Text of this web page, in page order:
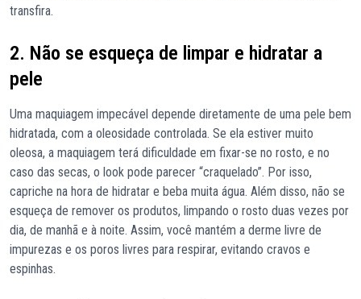
transfira.
2. Não se esqueça de limpar e hidratar a
pele
Uma maquiagem impecável depende diretamente de uma pele bem
hidratada, com a oleosidade controlada. Se ela estiver muito
oleosa, a maquiagem terá dificuldade em fixar-se no rosto, e no
caso das secas, o look pode parecer “craquelado”. Por isso,
capriche na hora de hidratar e beba muita água. Além disso, não se
esqueça de remover os produtos, limpando o rosto duas vezes por
dia, de manhã e à noite. Assim, você mantém a derme livre de
impurezas e os poros livres para respirar, evitando cravos e
espinhas.